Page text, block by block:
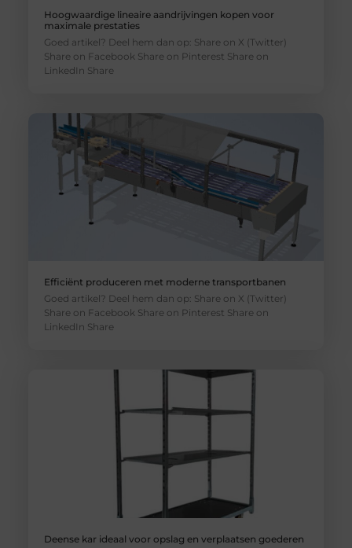
Hoogwaardige lineaire aandrijvingen kopen voor
maximale prestaties
Goed artikel? Deel hem dan op: Share on X (Twitter)
Share on Facebook Share on Pinterest Share on
LinkedIn Share
Efficiënt produceren met moderne transportbanen
Goed artikel? Deel hem dan op: Share on X (Twitter)
Share on Facebook Share on Pinterest Share on
LinkedIn Share
Deense kar ideaal voor opslag en verplaatsen goederen